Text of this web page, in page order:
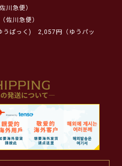
川急便）
佐川急便）
うぱっく)
2,057円（ゆうパッ